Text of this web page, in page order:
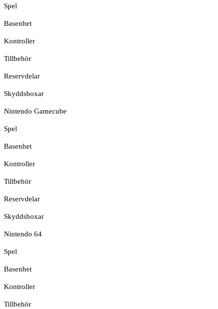
Spel
Basenhet
Kontroller
Tillbehör
Reservdelar
Skyddsboxar
Nintendo Gamecube
Spel
Basenhet
Kontroller
Tillbehör
Reservdelar
Skyddsboxar
Nintendo 64
Spel
Basenhet
Kontroller
Tillbehör